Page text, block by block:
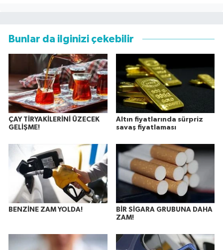
Bunlar da ilginizi çekebilir
ÇAY TİRYAKİLERİNİ ÜZECEK
GELİŞME!
Altın fiyatlarında sürpriz
savaş fiyatlaması
BENZİNE ZAM YOLDA!
BİR SİGARA GRUBUNA DAHA
ZAM!